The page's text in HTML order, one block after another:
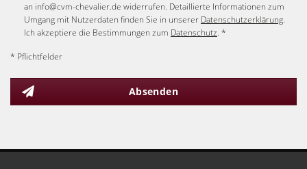
an info@cvm-chevalier.de widerrufen. Detaillierte Informationen zum
Umgang mit Nutzerdaten finden Sie in unserer Datenschutzerklärung.
Ich akzeptiere die Bestimmungen zum Datenschutz. *
* Pflichtfelder
Absenden